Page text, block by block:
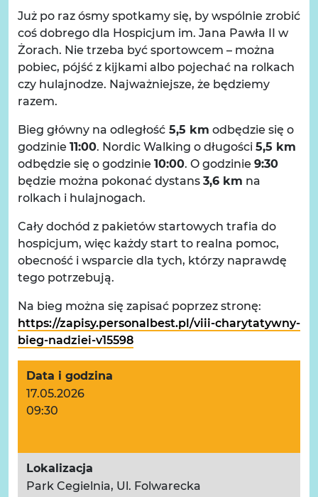
Już po raz ósmy spotkamy się, by wspólnie zrobić
coś dobrego dla Hospicjum im. Jana Pawła II w
Żorach. Nie trzeba być sportowcem – można
pobiec, pójść z kijkami albo pojechać na rolkach
czy hulajnodze. Najważniejsze, że będziemy
razem.
Bieg główny na odległość5,5 km odbędzie się o
godzinie 11:00. Nordic Walking o długości 5,5 km
odbędzie się o godzinie 10:00. O godzinie 9:30
będzie można pokonać dystans 3,6 km na
rolkach i hulajnogach.
Cały dochód z pakietów startowych trafia do
hospicjum, więc każdy start to realna pomoc,
obecność i wsparcie dla tych, którzy naprawdę
tego potrzebują.
Na bieg można się zapisać poprzez stronę:
https://zapisy.personalbest.pl/viii-charytatywny-
bieg-nadziei-v15598
Data i godzina
17.05.2026
09:30
Lokalizacja
Park Cegielnia, Ul. Folwarecka